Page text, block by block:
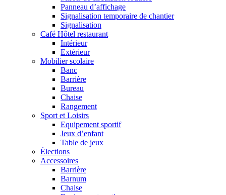
Panneau d’affichage
Signalisation temporaire de chantier
Signalisation
Café Hôtel restaurant
Intérieur
Extérieur
Mobilier scolaire
Banc
Barrière
Bureau
Chaise
Rangement
Sport et Loisirs
Equipement sportif
Jeux d’enfant
Table de jeux
Élections
Accessoires
Barrière
Barnum
Chaise